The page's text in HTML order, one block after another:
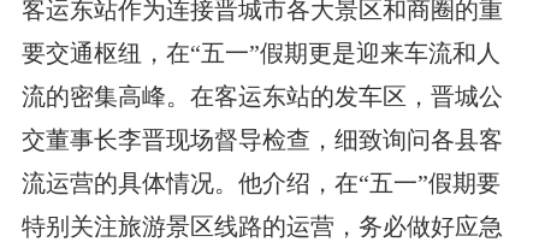
客运东站作为连接晋城市各大景区和商圈的重
要交通枢纽，在“五一”假期更是迎来车流和人
流的密集高峰。在客运东站的发车区，晋城公
交董事长李晋现场督导检查，细致询问各县客
流运营的具体情况。他介绍，在“五一”假期要
特别关注旅游景区线路的运营，务必做好应急